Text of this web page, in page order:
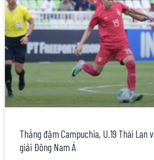
Thắng đậm Campuchia, U.19 Thái Lan
giải Đông Nam Á